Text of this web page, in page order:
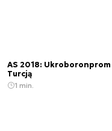
AS 2018: Ukroboronprom
Turcją
1 min.